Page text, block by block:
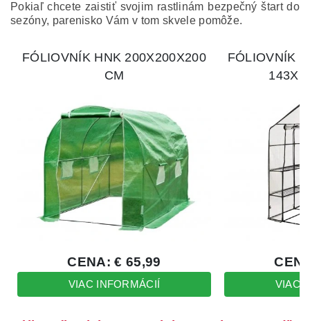
Pokiaľ chcete zaistiť svojim rastlinám bezpečný štart do
sezóny, parenisko Vám v tom skvele pomôže.